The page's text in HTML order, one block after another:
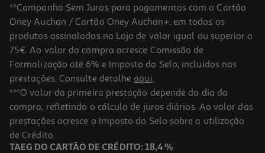
-10%
Livro Dias Felizes Noites Tranquilas - Nova Edição Revista
17.51 €/un
19,45 € PVP de editor
17,51 €
**Campanha Sem Juros para pagamentos com o Cartão
Oney Auchan / Cartão Oney Auchan+, em todos os
produtos assinalados na Loja de valor igual ou superior a
75€. Ao valor da compra acresce Comissão de
Formalização até 6% e Imposto do Selo, incluídos nas
prestações. Consulte detalhe aqui.
***O valor da primeira prestação depende do dia da
compra, refletindo o cálculo de juros diários. Ao valor das
prestações acresce o Imposto do Selo sobre a utilização
de Crédito.
TAEG DO CARTÃO DE CRÉDITO: 18,4 %